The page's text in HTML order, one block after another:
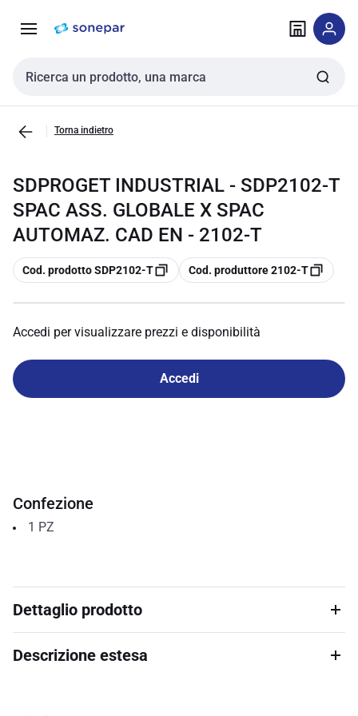
navigazione alla
Cerca input
Torna indietro
SDPROGET INDUSTRIAL - SDP2102-T
SPAC ASS. GLOBALE X SPAC
AUTOMAZ. CAD EN - 2102-T
copia
Cod. prodotto SDP2102-T copia
Cod. produttore 2102-T
Accedi per visualizzare prezzi e disponibilità
Accedi
Confezione
1 PZ
Dettaglio prodotto
Descrizione estesa